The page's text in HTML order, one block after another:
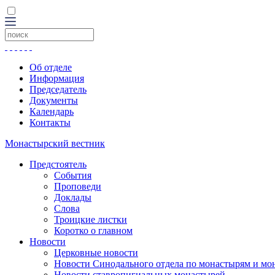
Об отделе
Информация
Председатель
Документы
Календарь
Контакты
Монастырский вестник
Предстоятель
События
Проповеди
Доклады
Слова
Троицкие листки
Коротко о главном
Новости
Церковные новости
Новости Синодального отдела по монастырям и